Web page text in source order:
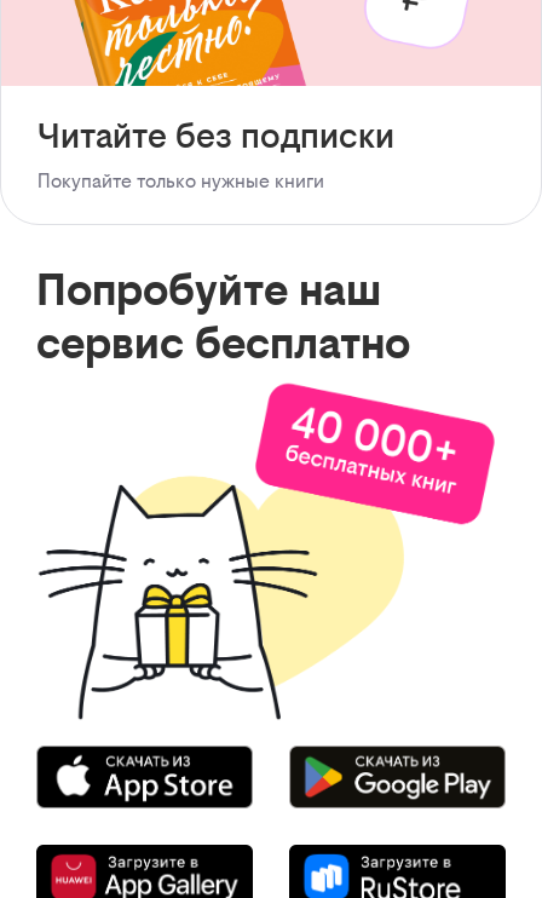
Читайте без подписки
Покупайте только нужные книги
Попробуйте наш
сервис бесплатно